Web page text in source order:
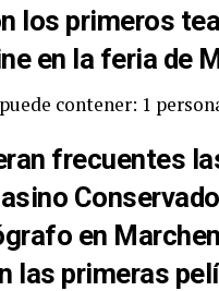
los primeros
en la feria de
frecuentes
en
las primeras